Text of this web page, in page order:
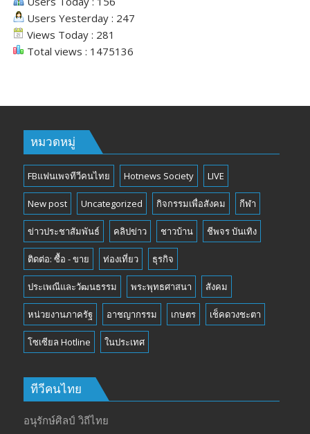
Users Yesterday : 247
Views Today : 281
Total views : 1475136
หมวดหมู่
FBแฟนเพจทีวีคนไทย Hotnews Society LIVE
New post Uncategorized กิจกรรมเพื่อสังคม กีฬา
ข่าวประชาสัมพันธ์ คลิปข่าว ชาวบ้าน ชีพจร บันเทิง
ติดต่อ: ซื้อ - ขาย ท่องเที่ยว ธุรกิจ
ประเพณีและวัฒนธรรม พระพุทธศาสนา สังคม
หน่วยงานภาครัฐ อาชญากรรม เกษตร เช็คดวงชะตา
โซเซียล Hotline ในประเทศ
ทีวีคนไทย
อนุรักษ์ศิลป์ วิถีไทย